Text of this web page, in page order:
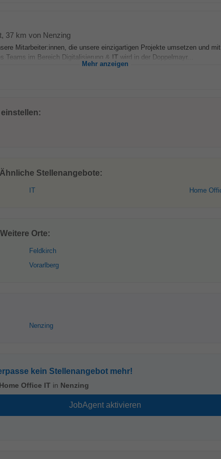
, 37 km von Nenzing
Mitarbeiter:innen, die unsere einzigartigen Projekte umsetzen und
Teams im Bereich Digitalisierung & IT wird in der Doppelmayr...
Mehr anzeigen
Stellenangebote:
IT Home
Orte:
Feldkirch
Vorarlberg
Nenzing
kein Stellenangebot mehr!
Home Office IT in Nenzing